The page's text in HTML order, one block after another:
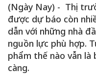
(Ngày Nay) - Thị
được dự báo còn
dẫn với những nhà
nguồn lực phù hợp.
phẩm thế nào vẫn là
càng.